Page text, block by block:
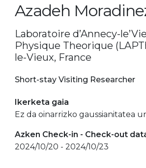
Azadeh
Laboratoire d’Annecy-
Physique Theorique
le-Vieux, France
Short-stay Visiting Researcher
Ikerketa gaia
Ez da oinarrizko gaussianitatea
Azken Check-in - Check-out
2024/10/20 - 2024/10/23